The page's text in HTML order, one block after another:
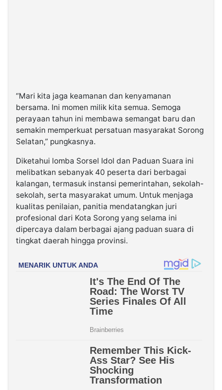
“Mari kita jaga keamanan dan kenyamanan
bersama. Ini momen milik kita semua. Semoga
perayaan tahun ini membawa semangat baru dan
semakin memperkuat persatuan masyarakat Sorong
Selatan,” pungkasnya.
Diketahui lomba Sorsel Idol dan Paduan Suara ini
melibatkan sebanyak 40 peserta dari berbagai
kalangan, termasuk instansi pemerintahan, sekolah-
sekolah, serta masyarakat umum. Untuk menjaga
kualitas penilaian, panitia mendatangkan juri
profesional dari Kota Sorong yang selama ini
dipercaya dalam berbagai ajang paduan suara di
tingkat daerah hingga provinsi.